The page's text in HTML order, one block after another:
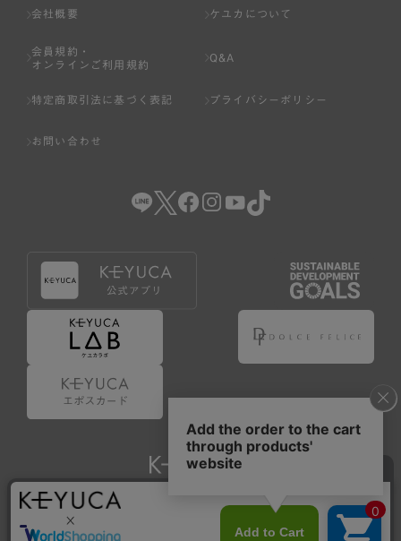
会社概要 ケユカについて
会員規約・
オンラインご利用規約
Q&A
特定商取引法に基づく表記 プライバシーポリシー
お問い合わせ
Copyright © KAWAJUN Co., Ltd. All Rights Reserved.